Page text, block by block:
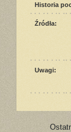
Historia
Źródła:
Uwagi: